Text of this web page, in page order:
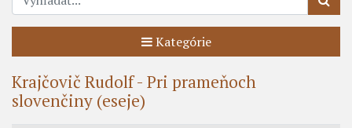
Kategórie
Krajčovič Rudolf - Pri prameňoch
slovenčiny (eseje)